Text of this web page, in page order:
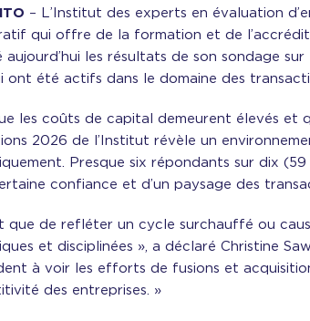
– L’Institut des experts en évaluation
qui offre de la formation et de
aujourd’hui les résultats de son sondage
ont été actifs dans le domaine des
les coûts de capital demeurent élevés et
2026 de l’Institut révèle un
Presque six répondants sur dix
confiance et d’un paysage des
que de refléter un cycle surchauffé ou
et disciplinées », a déclaré Christine
à voir les efforts de fusions et
des entreprises. »